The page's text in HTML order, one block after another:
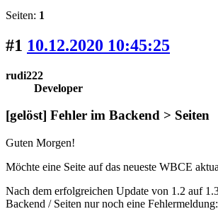
Seiten: 1
#1 10.12.2020 10:45:25
rudi222
Developer
[gelöst] Fehler im Backend > Seiten
Guten Morgen!
Möchte eine Seite auf das neueste WBCE
Nach dem erfolgreichen Update von 1.2 auf
Backend / Seiten nur noch eine Fehlermeldung: